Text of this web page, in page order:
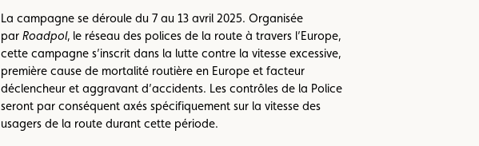
La campagne se déroule du 7 au 13 avril 2025. Organisée
par Roadpol, le réseau des polices de la route à travers l’Europe,
cette campagne s’inscrit dans la lutte contre la vitesse excessive,
première cause de mortalité routière en Europe et facteur
déclencheur et aggravant d’accidents. Les contrôles de la Police
seront par conséquent axés spécifiquement sur la vitesse des
usagers de la route durant cette période.